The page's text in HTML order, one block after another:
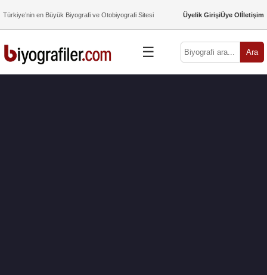
Türkiye’nin en Büyük Biyografi ve Otobiyografi Sitesi Üyelik GirişiÜye Olİletişim
☰ Ara